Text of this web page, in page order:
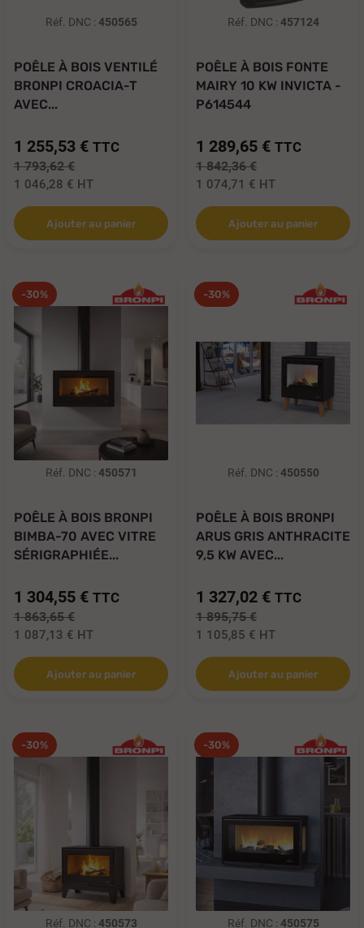
Réf. DNC : 450565
POÊLE À BOIS VENTILÉ
BRONPI CROACIA-T
AVEC...
1 255,53 € TTC
1 793,62 €
1 046,28 € HT
Ajouter au panier
Réf. DNC : 457124
POÊLE À BOIS FONTE
MAIRY 10 KW INVICTA -
P614544
1 289,65 € TTC
1 842,36 €
1 074,71 € HT
Ajouter au panier
-30%
Réf. DNC : 450571
POÊLE À BOIS BRONPI
BIMBA-70 AVEC VITRE
SÉRIGRAPHIÉE...
1 304,55 € TTC
1 863,65 €
1 087,13 € HT
Ajouter au panier
-30%
Réf. DNC : 450550
POÊLE À BOIS BRONPI
ARUS GRIS ANTHRACITE
9,5 KW AVEC...
1 327,02 € TTC
1 895,75 €
1 105,85 € HT
Ajouter au panier
-30%
Réf. DNC : 450573
-30%
Réf. DNC : 450575